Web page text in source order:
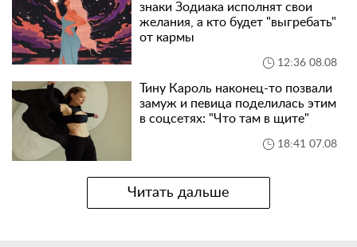
знаки Зодиака исполнят свои
желания, а кто будет "выгребать"
от кармы
12:36 08.08
Тину Кароль наконец-то позвали
замуж и певица поделилась этим
в соцсетях: "Что там в щите"
18:41 07.08
Читать дальше